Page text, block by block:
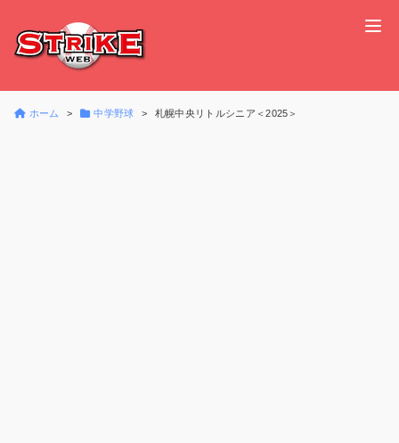
ホーム 中学野球 札幌中央リトルシニア＜2025＞